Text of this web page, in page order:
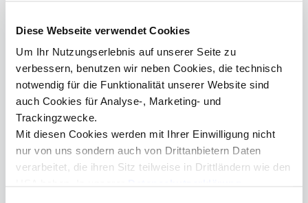
Diese Webseite verwendet Cookies
Um Ihr Nutzungserlebnis auf unserer Seite zu
verbessern, benutzen wir neben Cookies, die technisch
notwendig für die Funktionalität unserer Website sind
auch Cookies für Analyse-, Marketing- und
Trackingzwecke.
Mit diesen Cookies werden mit Ihrer Einwilligung nicht
nur von uns sondern auch von Drittanbietern Daten
verarbeitet, die ihren Sitz teilweise in Drittländern wie den